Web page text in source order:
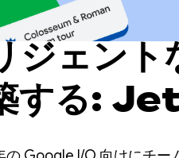
ジェン
する: